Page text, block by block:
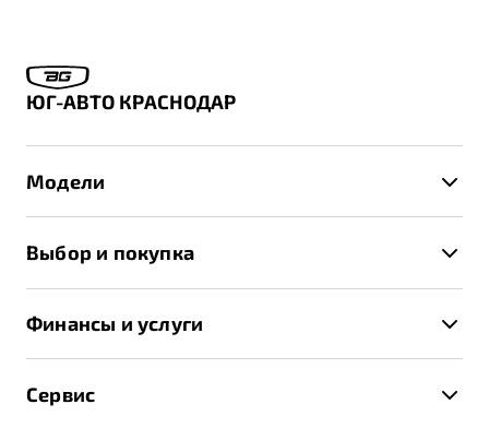
ЮГ-АВТО КРАСНОДАР
Модели
X70
Выбор и покупка
Спецпредложения и Акции
Записаться на тест-драйв
Финансы и услуги
Трейд-ин
Сервис